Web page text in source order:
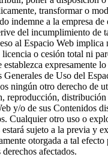
transformar o
indemne a la empresa de
del incumplimiento de
al Espacio Web implica
o cesión total ni
establezca expresamente
Generales de Uso del
ningún otro derecho de
reproducción,
y/o de sus Contenidos
Cualquier otro uso o
sujeto a la previa y
otorgada a tal efecto
afectados.